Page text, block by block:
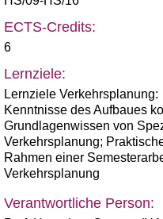
ECTS-Credits:
6
Lernziele:
Lernziele Verkehrsplanung:
Kenntnisse des Aufbaues
Grundlagenwissen von
Verkehrsplanung;
Rahmen einer
Verkehrsplanung
Verantwortliche Person: